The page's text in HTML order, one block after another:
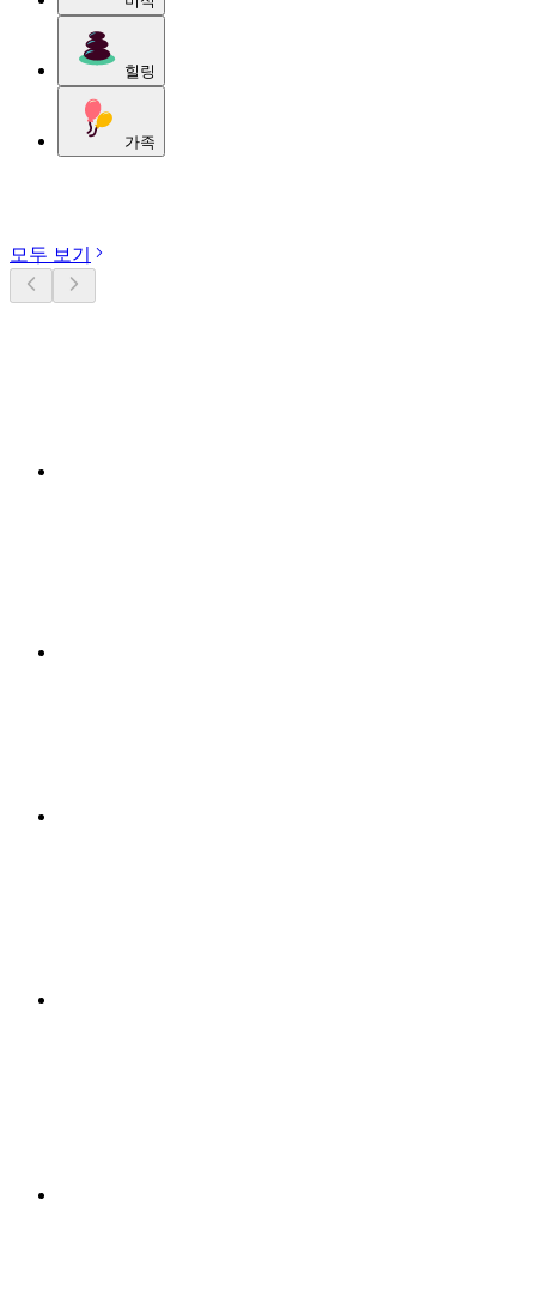
힐링
가족
모두 보기